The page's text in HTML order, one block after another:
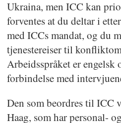
nasjonale
laboratoriet ligger
Den statlige
størst mulig grad
befolkningen. Dette
Kripos, og vi har
Ukraina, men ICC kan
forventes at du deltar i
med ICCs mandat, og du
tjenestereiser til
Arbeidsspråket er engelsk
forbindelse med
Den som beordres til ICC
Haag, som har personal-